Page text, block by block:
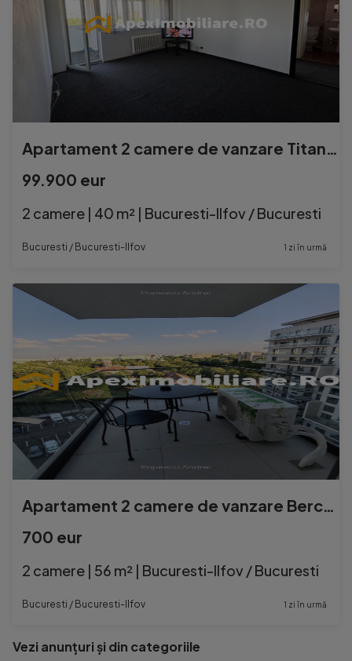
Apartament 2 camere de vanzare Titan București | ApexImobil
99.900 eur
2 camere | 40 m² | Bucuresti-Ilfov / Bucuresti
Bucuresti / Bucuresti-Ilfov 1 zi în urmă
Apartament 2 camere de vanzare Berceni București | ApexImob
700 eur
2 camere | 56 m² | Bucuresti-Ilfov / Bucuresti
Bucuresti / Bucuresti-Ilfov 1 zi în urmă
Vezi anunțuri și din categoriile